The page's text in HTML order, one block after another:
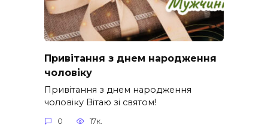
Привітання з днем народження
чоловіку
Привітання з днем народження
чоловіку Вітаю зі святом!
0 17к.